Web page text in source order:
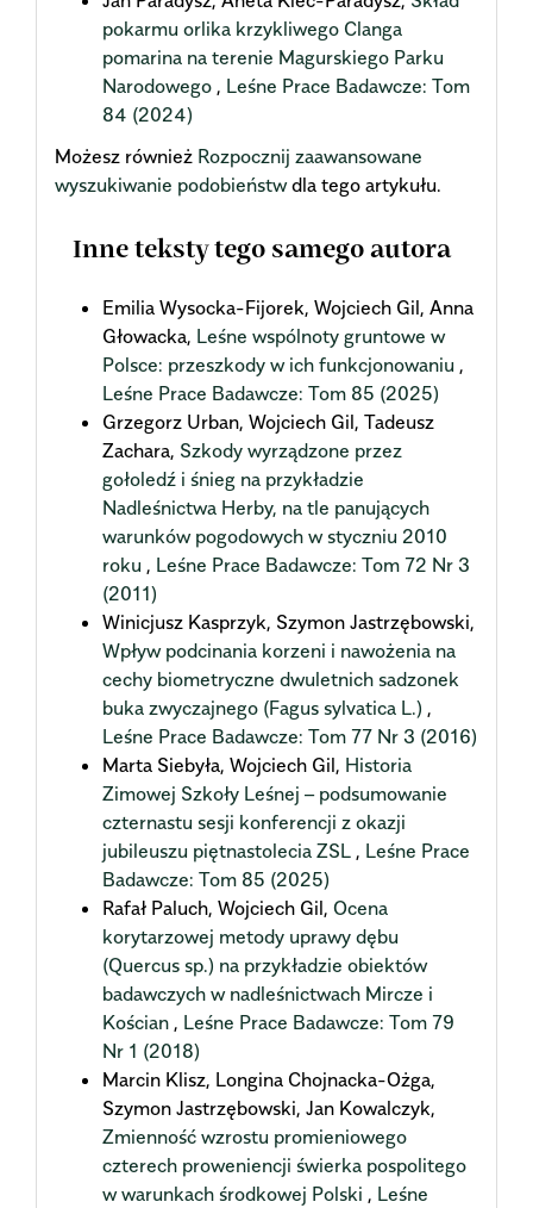
pokarmu orlika krzykliwego Clanga
pomarina na terenie Magurskiego Parku
Narodowego , Leśne Prace Badawcze: Tom
84 (2024)
Możesz również Rozpocznij zaawansowane
wyszukiwanie podobieństwdla tego artykułu.
Inne teksty tego samego autora
Emilia Wysocka-Fijorek, Wojciech Gil, Anna
Głowacka, Leśne wspólnoty gruntowe w
Polsce: przeszkody w ich funkcjonowaniu ,
Leśne Prace Badawcze: Tom 85 (2025)
Grzegorz Urban, Wojciech Gil, Tadeusz
Zachara, Szkody wyrządzone przez
gołoledź i śnieg na przykładzie
Nadleśnictwa Herby, na tle panujących
warunków pogodowych w styczniu 2010
roku , Leśne Prace Badawcze: Tom 72 Nr 3
(2011)
Winicjusz Kasprzyk, Szymon Jastrzębowski,
Wpływ podcinania korzeni i nawożenia na
cechy biometryczne dwuletnich sadzonek
buka zwyczajnego (Fagus sylvatica L.) ,
Leśne Prace Badawcze: Tom 77 Nr 3 (2016)
Marta Siebyła, Wojciech Gil, Historia
Zimowej Szkoły Leśnej – podsumowanie
czternastu sesji konferencji z okazji
jubileuszu piętnastolecia ZSL , Leśne Prace
Badawcze: Tom 85 (2025)
Rafał Paluch, Wojciech Gil, Ocena
korytarzowej metody uprawy dębu
(Quercus sp.) na przykładzie obiektów
badawczych w nadleśnictwach Mircze i
Kościan , Leśne Prace Badawcze: Tom 79
Nr 1 (2018)
Marcin Klisz, Longina Chojnacka-Ożga,
Szymon Jastrzębowski, Jan Kowalczyk,
Zmienność wzrostu promieniowego
czterech proweniencji świerka pospolitego
w warunkach środkowej Polski , Leśne